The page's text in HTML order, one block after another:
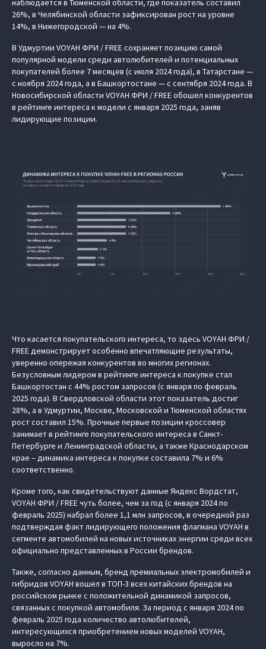
наблюдается в Тюменской области, где показатель составил
26%, в Челябинской области зафиксирован рост на уровне
14%, в Нижегородской — на 4%.
В Удмуртии VOYAH ФРИ / FREE сохраняет позицию самой
популярной модели среди автолюбителей и потенциальных
покупателей более 7 месяцев (с июля 2024 года), в Татарстане —
с ноября 2024 года, а в Башкортостане — с сентября 2024 года. В
Новосибирской области VOYAH ФРИ / FREE обошел конкурентов
в рейтинге интереса к модели с января 2025 года, заняв
лидирующие позиции.
Что касается покупательского интереса, то здесь VOYAH ФРИ /
FREE демонстрирует особенно впечатляющие результаты,
уверенно опережая конкурентов во многих регионах.
Безусловным лидером в рейтинге интереса к покупке стал
Башкортостан с 44% ростом запросов (с января по февраль
2025 года). В Свердловской области этот показатель достиг
28%, а в Удмуртии, Москве, Московской и Тюменской областях
рост составил 15%. Прочные первые позиции кроссовер
занимает в рейтинге покупательского интереса в Санкт-
Петербурге и Ленинградской области, а также Краснодарском
крае – динамика интереса к покупке составила 7% и 6%
соответственно.
Кроме того, как свидетельствуют данные Яндекс Вордстат,
VOYAH ФРИ / FREE чуть более, чем за год (с января 2024 по
февраль 2025) набрал более 1,1 млн запросов, в очередной раз
подтверждая факт лидирующего положения флагмана VOYAH в
сегменте автомобилей на новых источниках энергии среди всех
официально представленных в России брендов.
Также, согласно данным, бренд премиальных электромобилей и
гибридов VOYAH вошел в ТОП-3 всех китайских брендов на
российском рынке с положительной динамикой запросов,
связанных с покупкой автомобиля. За период с января 2024 по
февраль 2025 года количество автолюбителей,
интересующихся приобретением новых моделей VOYAH,
выросло на 7%.